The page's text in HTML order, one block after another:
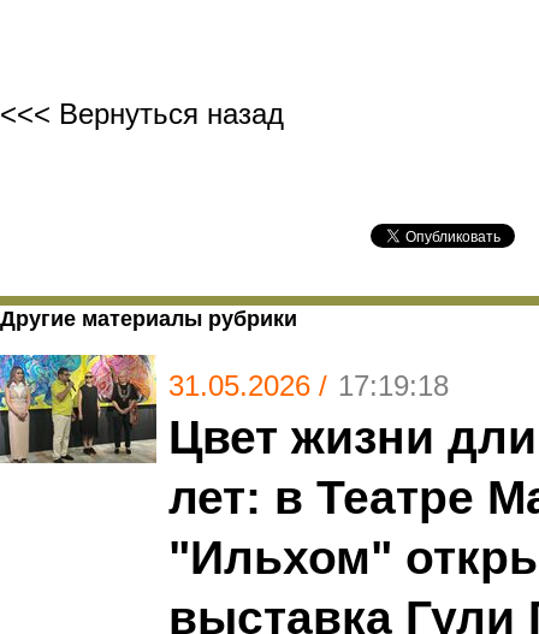
<<< Вернуться назад
Другие материалы рубрики
31.05.2026 / 17:19:18
Цвет жизни
лет: в Театре
"Ильхом"
выставка Гули